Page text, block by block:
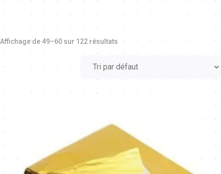
Affichage de 49–60 sur 122 résultats